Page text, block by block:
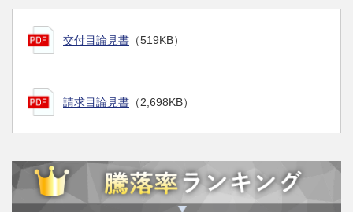
交付目論見書 （519KB）
請求目論見書 （2,698KB）